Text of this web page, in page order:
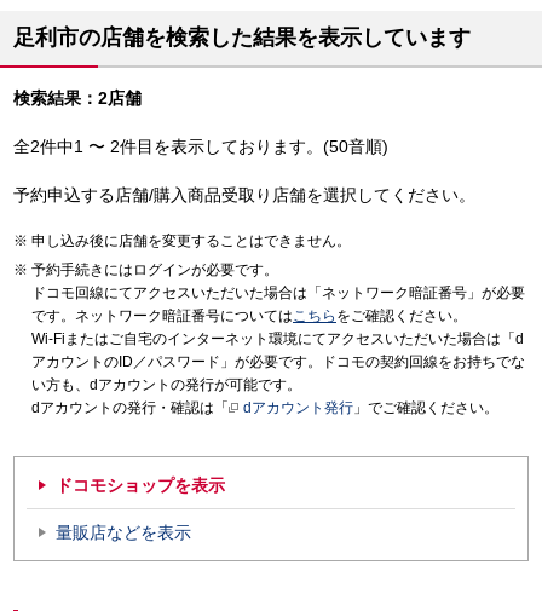
足利市の店舗を検索した結果を表示しています
検索結果：2店舗
全2件中1 〜 2件目を表示しております。(50音順)
予約申込する店舗/購入商品受取り店舗を選択してください。
申し込み後に店舗を変更することはできません。
予約手続きにはログインが必要です。
ドコモ回線にてアクセスいただいた場合は「ネットワーク暗証番号」が必要
です。ネットワーク暗証番号についてはこちら をご確認ください。
Wi-Fiまたはご自宅のインターネット環境にてアクセスいただいた場合は「d
アカウントのID／パスワード」が必要です。ドコモの契約回線をお持ちでな
い方も、dアカウントの発行が可能です。
dアカウントの発行・確認は「
dアカウント発行 」でご確認ください。
ドコモショップを表示
量販店などを表示